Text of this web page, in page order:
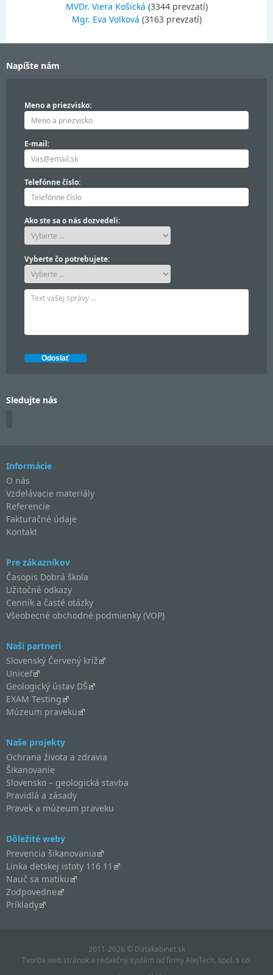
MVDr. Viera Košická (3344 prevzatí)
Mgr. Eva Volková (3163 prevzatí)
Napíšte nám
Meno a priezvisko:
E-mail:
Telefónne číslo:
Ako ste sa o nás dozvedeli:
Vyberte čo potrebujete:
Sledujte nás
Informácie
O nás
Vzdelávacie materiály
Referencie
Fakturačné údaje
Kontakt
Pre zákazníkov
Časopis Dobrá škola
Užitočné odkazy
Cenník a časté otázky
Všeobecné obchodné podmienky (VOP)
Naši partneri
Slovenský Červený kríž
Unicef
Geologický ústav DŠ
EXAM Testing
Múzeum praveku
Naše projekty
Ochrana života a zdravia
Šikanovanie
Slovensko – geologická stavba
Pravidlá a zásady
Pravek a múzeum praveku
Dôležité weby
Prevencia šikanovania
Linka detskej istoty 116 11
Nauč sa matiku
Zodpovedne
Príklady
2011-2026 © Datakabinet.sk
Tvorba web stránok a redakčný systém od firmyAlejTech, spol. s r.o.